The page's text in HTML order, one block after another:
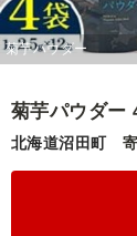
自治体から探
ランキング
菊芋パウダー
菊芋パウダー
北海道沼田町